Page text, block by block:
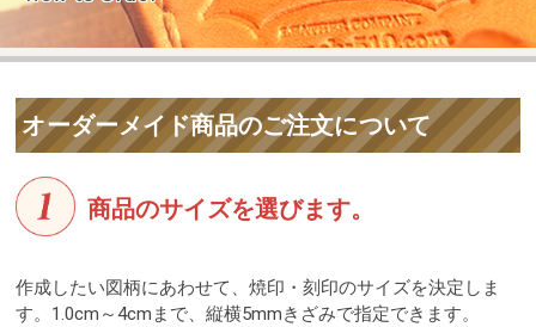
オーダーメイド商品のご注文について
商品のサイズを選びます。
作成したい図柄にあわせて、焼印・刻印のサイズを決定しま
す。1.0cm～4cmまで、縦横5mmきざみで指定できます。